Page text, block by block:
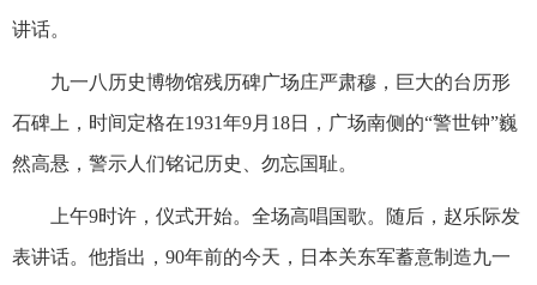
讲话。
九一八历史博物馆残历碑广场庄严肃穆，巨大的台历形
石碑上，时间定格在1931年9月18日，广场南侧的“警世钟”巍
然高悬，警示人们铭记历史、勿忘国耻。
上午9时许，仪式开始。全场高唱国歌。随后，赵乐际发
表讲话。他指出，90年前的今天，日本关东军蓄意制造九一